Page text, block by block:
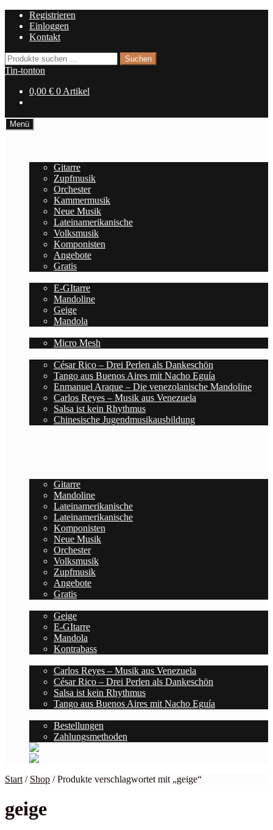
Navigation
springen
Zum
Inhalt
springen
Registrieren
Einloggen
Kontakt
Suchen
nach:
Suchen
Tin-tonton
0,00 € 0 Artikel
Menü
Gitarre
Zupfmusik
Orchester
Kammermusik
Neue Musik
Lateinamerikanische
Volksmusik
Komponisten
Angebote
Gratis
E-GItarre
Mandoline
Geige
Mandola
Micro Mesh
César Rico – Drei Perlen als Dankeschön
Tango aus Buenos Aires mit Nacho Eguía
Enmanuel Araque – Die venezolanische Mandoline
Carlos Reyes – Musik aus Venezuela
Salsa ist kein Rhythmus
Chinesische Jugendmusikausbildung
Gitarre
Mandoline
Lateinamerikanische
Lateinamerikanische
Komponisten
Neue Musik
Orchester
Volksmusik
Zupfmusik
Angebote
Gratis
Geige
E-GItarre
Mandola
Kontrabass
Carlos Reyes – Musik aus Venezuela
César Rico – Drei Perlen als Dankeschön
Salsa ist kein Rhythmus
Tango aus Buenos Aires mit Nacho Eguía
Bestellungen
Zahlungsmethoden
Start / Shop /Produkte verschlagwortet mit „geige“
geige